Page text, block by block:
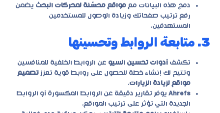
دمج هذه البيانات مع مواقع محسّنة لمحركات البحث يضمن
رفع ترتيب صفحاتك وزيادة الوصول للمستخدمين
المستهدفين.
3. متابعة الروابط وتحسينها
تكشف أدوات تحسين السيو عن الروابط الخلفية للمنافسين
وتتيح لك إنشاء خطة للحصول على روابط قوية تعزز تصميم
مواقع لزيادة الزيارات.
Ahrefs يوفر تقارير دقيقة عن الروابط المكسورة أو الروابط
الجديدة التي تؤثر على ترتيب المواقع.